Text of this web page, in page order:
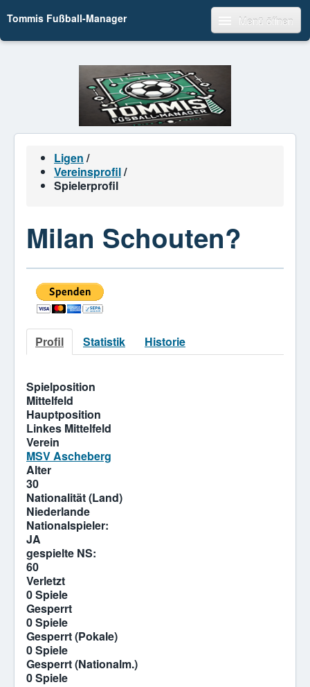
Tommis Fußball-Manager Menü öffnen
Ligen /
Vereinsprofil/
Spielerprofil
Milan Schouten?
Profil Statistik Historie
Spielposition
Mittelfeld
Hauptposition
Linkes Mittelfeld
Verein
MSV Ascheberg
Alter
30
Nationalität (Land)
Niederlande
Nationalspieler:
JA
gespielte NS:
60
Verletzt
0 Spiele
Gesperrt
0 Spiele
Gesperrt (Pokale)
0 Spiele
Gesperrt (Nationalm.)
0 Spiele